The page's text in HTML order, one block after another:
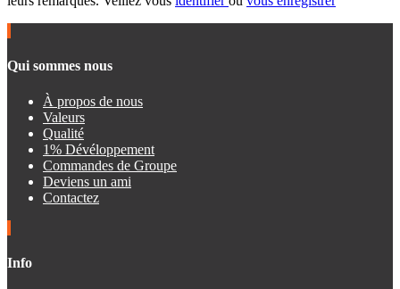
Qui sommes nous
À propos de nous
Valeurs
Qualité
1% Dévéloppement
Commandes de Groupe
Deviens un ami
Contactez
Info